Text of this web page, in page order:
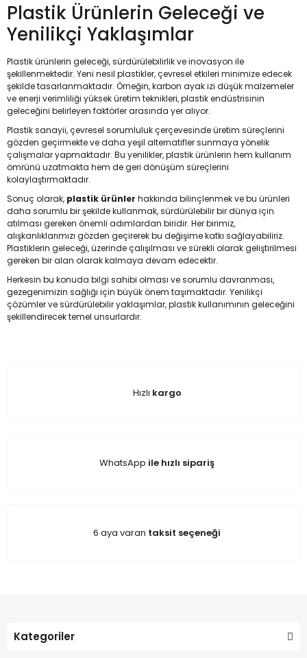
Plastik Ürünlerin Geleceği ve
Yenilikçi Yaklaşımlar
Plastik ürünlerin geleceği, sürdürülebilirlik ve inovasyon ile
şekillenmektedir. Yeni nesil plastikler, çevresel etkileri minimize edecek
şekilde tasarlanmaktadır. Örneğin, karbon ayak izi düşük malzemeler
ve enerji verimliliği yüksek üretim teknikleri, plastik endüstrisinin
geleceğini belirleyen faktörler arasında yer alıyor.
Plastik sanayii, çevresel sorumluluk çerçevesinde üretim süreçlerini
gözden geçirmekte ve daha yeşil alternatifler sunmaya yönelik
çalışmalar yapmaktadır. Bu yenilikler, plastik ürünlerin hem kullanım
ömrünü uzatmakta hem de geri dönüşüm süreçlerini
kolaylaştırmaktadır.
Sonuç olarak, plastik ürünler hakkında bilinçlenmek ve bu ürünleri
daha sorumlu bir şekilde kullanmak, sürdürülebilir bir dünya için
atılması gereken önemli adımlardan biridir. Her birimiz,
alışkanlıklarımızı gözden geçirerek bu değişime katkı sağlayabiliriz.
Plastiklerin geleceği, üzerinde çalışılması ve sürekli olarak geliştirilmesi
gereken bir alan olarak kalmaya devam edecektir.
Herkesin bu konuda bilgi sahibi olması ve sorumlu davranması,
gezegenimizin sağlığı için büyük önem taşımaktadır. Yenilikçi
çözümler ve sürdürülebilir yaklaşımlar, plastik kullanımının geleceğini
şekillendirecek temel unsurlardır.
Hızlı kargo
WhatsApp ile hızlı sipariş
6 aya varan taksit seçeneği
Kategoriler